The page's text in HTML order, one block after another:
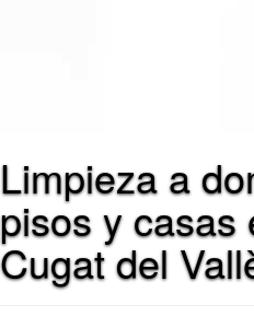
Limpieza a
pisos y casas
Cugat del